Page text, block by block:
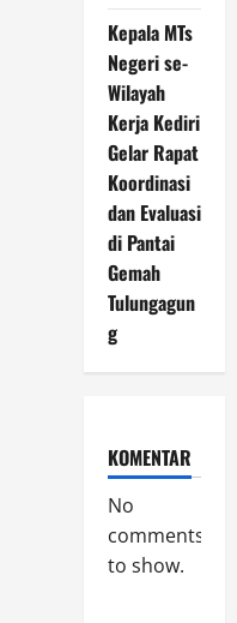
Kepala MTs
Negeri se-
Wilayah
Kerja Kediri
Gelar Rapat
Koordinasi
dan Evaluasi
di Pantai
Gemah
Tulungagun
g
KOMENTAR
No
comments
to show.